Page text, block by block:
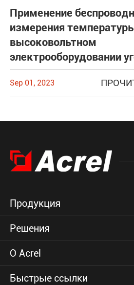
Применение
измерения
высоковольтном
электрооборудовании
Sep 01, 2023
Продукция
Решения
О Acrel
Быстрые ссылки